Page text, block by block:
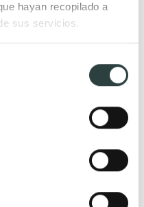
hayan recopilado a
sus servicios.